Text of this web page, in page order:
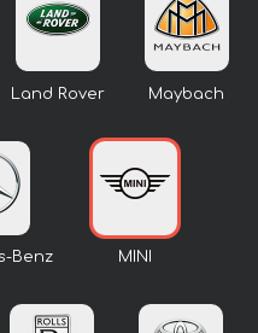
Land Rover Maybach
Benz MINI